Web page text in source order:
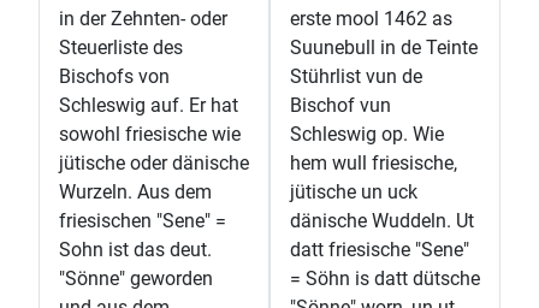
in der Zehnten- oder
Steuerliste des
Bischofs von
Schleswig auf. Er hat
sowohl friesische wie
jütische oder dänische
Wurzeln. Aus dem
friesischen "Sene" =
Sohn ist das deut.
"Sönne" geworden
erste mool 1462 as
Suunebull in de Teinte
Stührlist vun de
Bischof vun
Schleswig op. Wie
hem wull friesische,
jütische un uck
dänische Wuddeln. Ut
datt friesische "Sene"
= Söhn is datt dütsche